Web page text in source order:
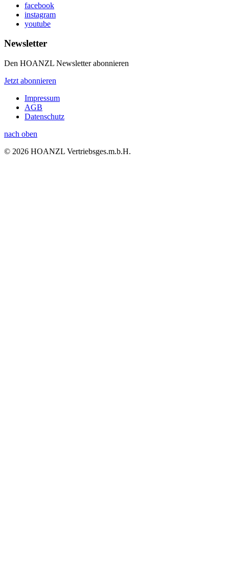
facebook
instagram
youtube
Newsletter
Den HOANZL Newsletter abonnieren
Jetzt abonnieren
Impressum
AGB
Datenschutz
nach oben
© 2026 HOANZL Vertriebsges.m.b.H.